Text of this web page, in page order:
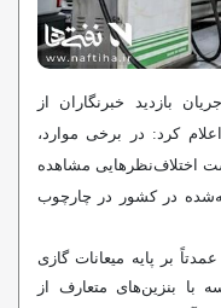
بازدید خبرنگاران از
کرد: در برخی موارد،
اختلاف‌نظرهایی مشاهده
در کشور در چارچوب
بر پایه میعانات گازی
با بنزین‌های متعارف از